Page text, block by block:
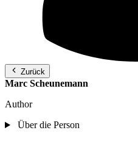
Zurück
Marc Scheunemann
Author
Über die Person